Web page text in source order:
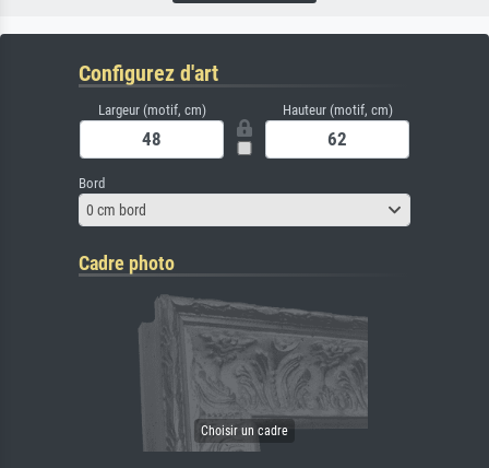
Configurez d'art
Largeur (motif, cm) Hauteur (motif, cm)
Bord
0 cm bord
Cadre photo